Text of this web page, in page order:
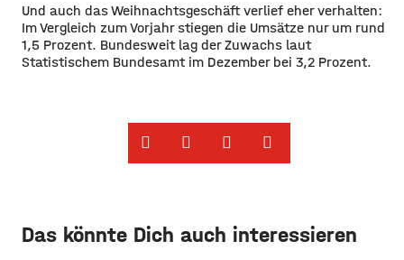
Und auch das Weihnachtsgeschäft verlief eher verhalten:
Im Vergleich zum Vorjahr stiegen die Umsätze nur um rund
1,5 Prozent. Bundesweit lag der Zuwachs laut
Statistischem Bundesamt im Dezember bei 3,2 Prozent.
Das könnte Dich auch interessieren